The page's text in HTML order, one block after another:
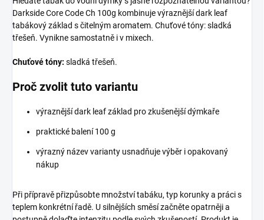
Darkside Core Code Ch 100g kombinuje výraznější dark leaf
tabákový základ s čitelným aromatem. Chuťové tóny: sladká
třešeň. Vynikne samostatně i v mixech.
Chuťové tóny: sladká třešeň.
Proč zvolit tuto variantu
výraznější dark leaf základ pro zkušenější dýmkaře
praktické balení 100 g
výrazný název varianty usnadňuje výběr i opakovaný
nákup
Při přípravě přizpůsobte množství tabáku, typ korunky a práci s
teplem konkrétní řadě. U silnějších směsí začněte opatrněji a